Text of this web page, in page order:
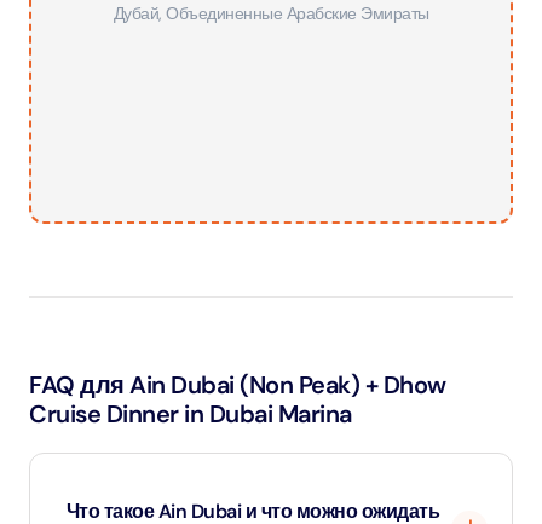
Дубай, Объединенные Арабские Эмираты
FAQ для Ain Dubai (Non Peak) + Dhow
Cruise Dinner in Dubai Marina
Что такое Ain Dubai и что можно ожидать